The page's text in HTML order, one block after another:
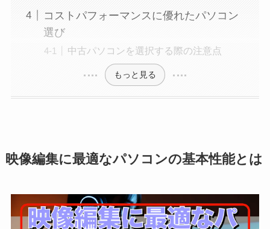
コストパフォーマンスに優れたパソコン
選び
中古パソコンを選択する際の注意点
もっと見る
映像編集に最適なパソコンの基本性能とは